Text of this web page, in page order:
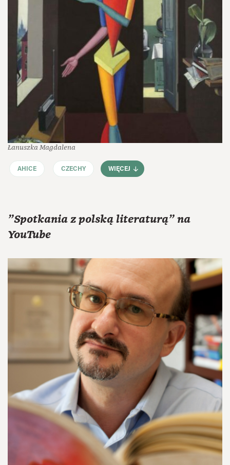
Łanuszka Magdalena
AHICE CZECHY WIĘCEJ
"Spotkania z polską literaturą" na
YouTube